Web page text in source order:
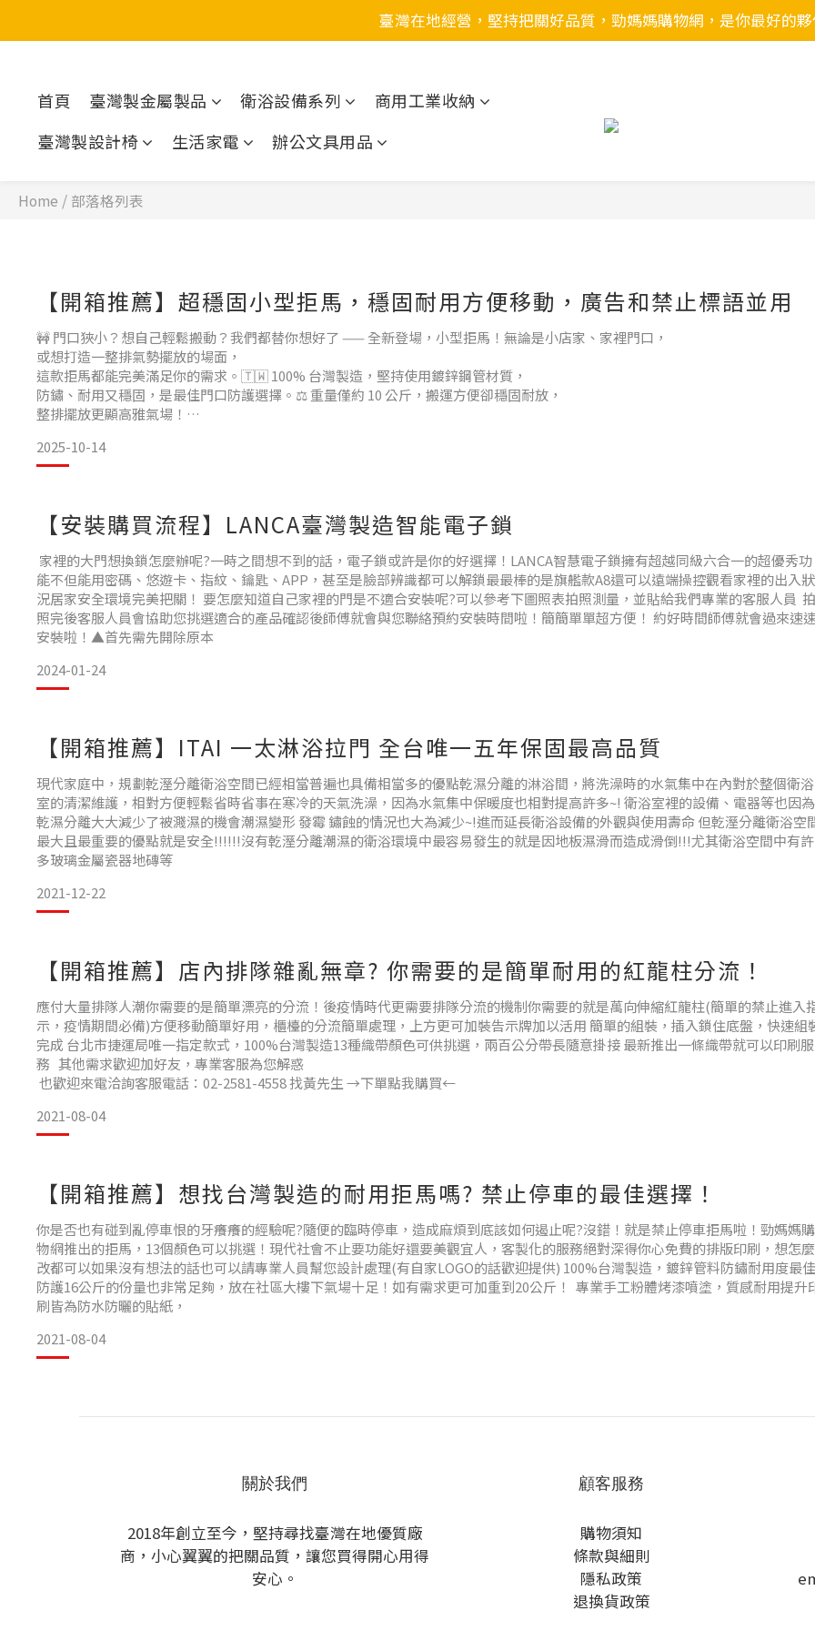
臺灣在地經營，堅持把關好品質，勁媽媽購物網，是你最好的
首頁 臺灣製金屬製品 衛浴設備系列
商用工業收納
臺灣製設計椅
生活家電 辦公文具用品
Home / 部落格列表
【開箱推薦】超穩固小型拒馬，穩固耐用方便移動，廣告和禁止標語並用
🚧 門口狹小？想自己輕鬆搬動？我們都替你想好了 —— 全新登場，小型拒馬！無論是小店家、家裡門口，
或想打造一整排氣勢擺放的場面，
這款拒馬都能完美滿足你的需求。🇹🇼 100% 台灣製造，堅持使用鍍鋅鋼管材質，
防鏽、耐用又穩固，是最佳門口防護選擇。⚖️ 重量僅約 10 公斤，搬運方便卻穩固耐放，
整排擺放更顯高雅氣場！
提供 免費客製印刷服務，想印什麼都可以！
我們也可提供其他愛用客戶的實品照片，幫助你快速挑選
2025-10-14
【安裝購買流程】LANCA臺灣製造智能電子鎖
家裡的大門想換鎖怎麼辦呢?一時之間想不到的話，電子鎖或許是你的好選擇！LANCA智慧電子鎖擁有超越同級六合一的超優秀功
能不但能用密碼、悠遊卡、指紋、鑰匙、APP，甚至是臉部辨識都可以解鎖最最棒的是旗艦款A8還可以遠端操控觀看家裡的出入狀
況居家安全環境完美把關！ 要怎麼知道自己家裡的門是不適合安裝呢?可以參考下圖照表拍照測量，並貼給我們專業的客服人員 拍
照完後客服人員會協助您挑選適合的產品確認後師傅就會與您聯絡預約安裝時間啦！簡簡單單超方便！ 約好時間師傅就會過來速
安裝啦！▲首先需先開除原本
2024-01-24
【開箱推薦】ITAI 一太淋浴拉門 全台唯一五年保固最高品質
現代家庭中，規劃乾溼分離衛浴空間已經相當普遍也具備相當多的優點乾濕分離的淋浴間，將洗澡時的水氣集中在內對於整個衛浴
室的清潔維護，相對方便輕鬆省時省事在寒冷的天氣洗澡，因為水氣集中保暖度也相對提高許多~! 衛浴室裡的設備、電器等也因為
乾濕分離大大減少了被濺濕的機會潮濕變形 發霉 鏽蝕的情況也大為減少~!進而延長衛浴設備的外觀與使用壽命 但乾溼分離衛浴空
最大且最重要的優點就是安全!!!!!!沒有乾溼分離潮濕的衛浴環境中最容易發生的就是因地板濕滑而造成滑倒!!!尤其衛浴空間中有許
多玻璃金屬瓷器地磚等
2021-12-22
【開箱推薦】店內排隊雜亂無章? 你需要的是簡單耐用的紅龍柱分流！
應付大量排隊人潮你需要的是簡單漂亮的分流！後疫情時代更需要排隊分流的機制你需要的就是萬向伸縮紅龍柱(簡單的禁止進入
示，疫情期間必備)方便移動簡單好用，櫃檯的分流簡單處理，上方更可加裝告示牌加以活用 簡單的組裝，插入鎖住底盤，快速組
完成 台北市捷運局唯一指定款式，100%台灣製造13種織帶顏色可供挑選，兩百公分帶長隨意掛接 最新推出一條織帶就可以印刷服
務 其他需求歡迎加好友，專業客服為您解惑
也歡迎來電洽詢客服電話：02-2581-4558 找黃先生 →下單點我購買←
2021-08-04
【開箱推薦】想找台灣製造的耐用拒馬嗎? 禁止停車的最佳選擇！
你是否也有碰到亂停車恨的牙癢癢的經驗呢?隨便的臨時停車，造成麻煩到底該如何遏止呢?沒錯！就是禁止停車拒馬啦！勁媽媽購
物網推出的拒馬，13個顏色可以挑選！現代社會不止要功能好還要美觀宜人，客製化的服務絕對深得你心免費的排版印刷，想怎麼
改都可以如果沒有想法的話也可以請專業人員幫您設計處理(有自家LOGO的話歡迎提供) 100%台灣製造，鍍鋅管料防鏽耐用度最佳
防護16公斤的份量也非常足夠，放在社區大樓下氣場十足！如有需求更可加重到20公斤！ 專業手工粉體烤漆噴塗，質感耐用提升
刷皆為防水防曬的貼紙，
2021-08-04
關於我們
2018年創立至今，堅持尋找臺灣在地優質廠
商，小心翼翼的把關品質，讓您買得開心用得
安心。
顧客服務
購物須知
條款與細則
隱私政策
退換貨政策